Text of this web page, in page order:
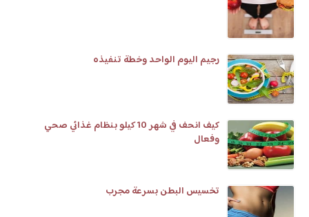
رجيم اليوم الواحد وخطة تنفيذه
كيف انحف في شهر 10 كيلو بنظام غذائي صحي
وفعال
تخسيس البطن بسرعة مجرب